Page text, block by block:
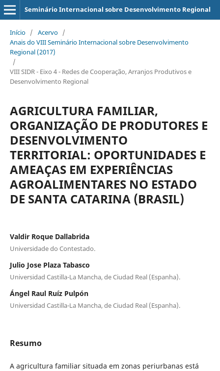
Seminário Internacional sobre Desenvolvimento Regional
Início / Acervo /
Anais do VIII Seminário Internacional sobre Desenvolvimento
Regional (2017)
/
VIII SIDR - Eixo 4 - Redes de Cooperação, Arranjos Produtivos e
Desenvolvimento Regional
AGRICULTURA FAMILIAR,
ORGANIZAÇÃO DE PRODUTORES E
DESENVOLVIMENTO
TERRITORIAL: OPORTUNIDADES E
AMEAÇAS EM EXPERIÊNCIAS
AGROALIMENTARES NO ESTADO
DE SANTA CATARINA (BRASIL)
Valdir Roque Dallabrida
Universidade do Contestado.
Julio Jose Plaza Tabasco
Universidad Castilla-La Mancha, de Ciudad Real (Espanha).
Ángel Raul Ruíz Pulpón
Universidad Castilla-La Mancha, de Ciudad Real (Espanha).
Resumo
A agricultura familiar situada em zonas periurbanas está